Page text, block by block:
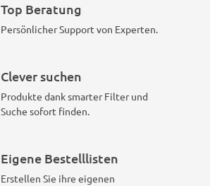
Top Beratung
Persönlicher Support von Experten.
Clever suchen
Produkte dank smarter Filter und
Suche sofort finden.
Eigene Bestelllisten
Erstellen Sie ihre eigenen